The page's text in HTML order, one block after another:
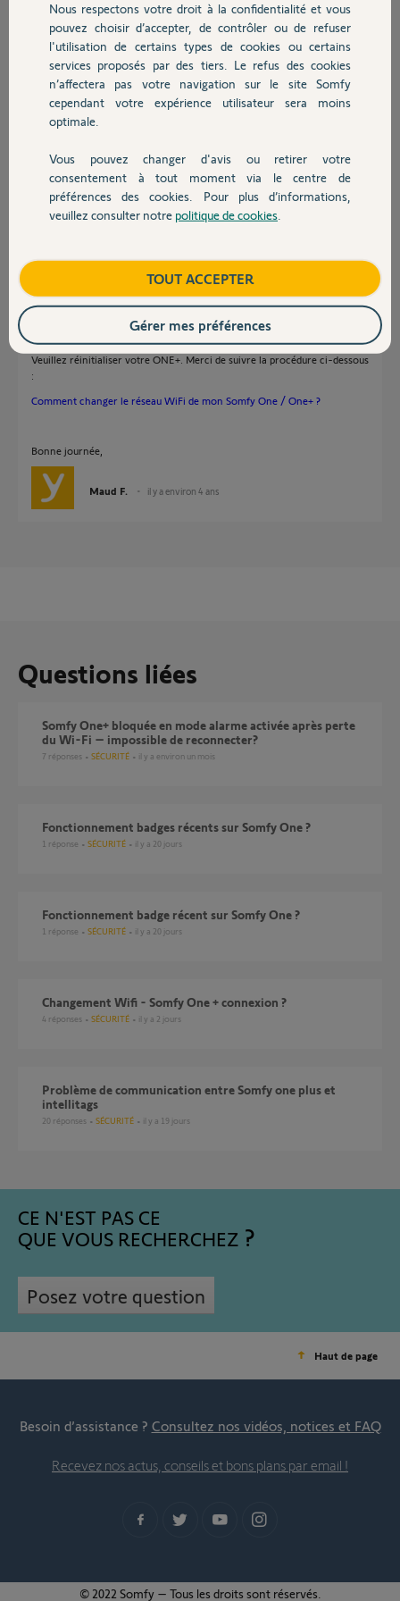
Chauffage
Autres produits
Devis avec un pro
Contact
quelques minutes.
Que dois je faire pour revenir à une situation normale ?
il y a environ 4 ans
Participer au fil de discussion
Réponses
Bonjour Franck,
Veuillez réinitialiser votre ONE+. Merci de suivre la procédure ci-dessous
:
Comment changer le réseau WiFi de mon Somfy One / One+ ?
Bonne journée,
Maud F. il y a environ 4 ans
Questions liées
Somfy One+ bloquée en mode alarme activée après perte
du Wi-Fi – impossible de reconnecter?
7 réponses SÉCURITÉ il y a environ un mois
Fonctionnement badges récents sur Somfy One ?
1 réponse SÉCURITÉ il y a 20 jours
Fonctionnement badge récent sur Somfy One ?
1 réponse SÉCURITÉ il y a 20 jours
Changement Wifi - Somfy One + connexion ?
4 réponses SÉCURITÉ il y a 2 jours
Problème de communication entre Somfy one plus et
intellitags
20 réponses SÉCURITÉ il y a 19 jours
CE N'EST PAS CE
QUE VOUS RECHERCHEZ
Posez votre question
Haut de page
Besoin d’assistance ? Consultez nos vidéos, notices et FAQ
Recevez nos actus, conseils et bons plans par email !
© 2022 Somfy – Tous les droits sont réservés.
Nous respectons votre droit à la confidentialité et vous
pouvez choisir d’accepter, de contrôler ou de refuser
l'utilisation de certains types de cookies ou certains
services proposés par des tiers. Le refus des cookies
n’affectera pas votre navigation sur le site Somfy
cependant votre expérience utilisateur sera moins
optimale.
Vous pouvez changer d'avis ou retirer votre
consentement à tout moment via le centre de
préférences des cookies. Pour plus d’informations,
veuillez consulter notre politique de cookies
TOUT ACCEPTER
Gérer mes préférences